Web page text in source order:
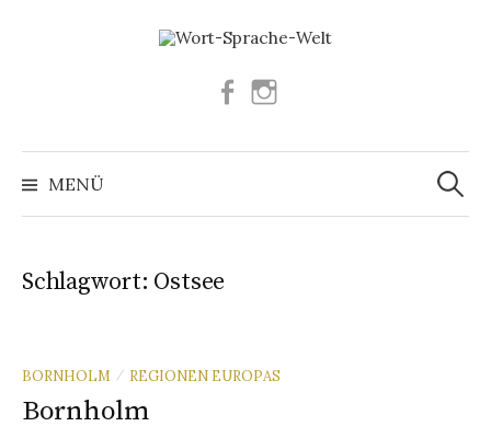
Facebook
MENÜ
Suchen
nach:
Schlagwort: Ostsee
BORNHOLM / REGIONEN EUROPAS
Bornholm